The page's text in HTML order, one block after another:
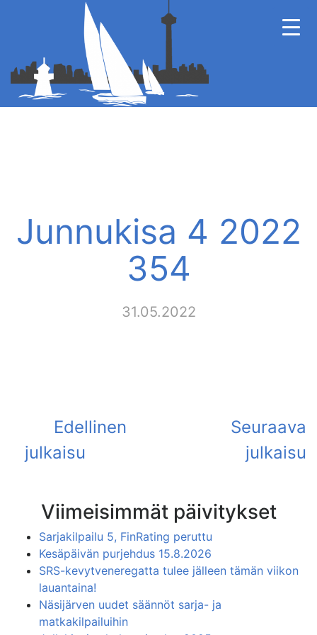
Junnukisa 4 2022
354
31.05.2022
Viimeisimmät päivitykset
Sarjakilpailu 5, FinRating peruttu
Kesäpäivän purjehdus 15.8.2026
SRS-kevytveneregatta tulee jälleen tämän viikon
lauantaina!
Näsijärven uudet säännöt sarja- ja
matkakilpailuihin